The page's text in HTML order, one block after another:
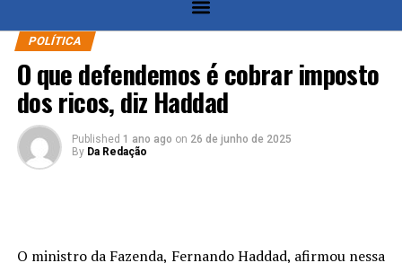
POLÍTICA
O que defendemos é cobrar imposto
dos ricos, diz Haddad
Published 1 ano ago on 26 de junho de 2025
By Da Redação
O ministro da Fazenda, Fernando Haddad, afirmou nessa